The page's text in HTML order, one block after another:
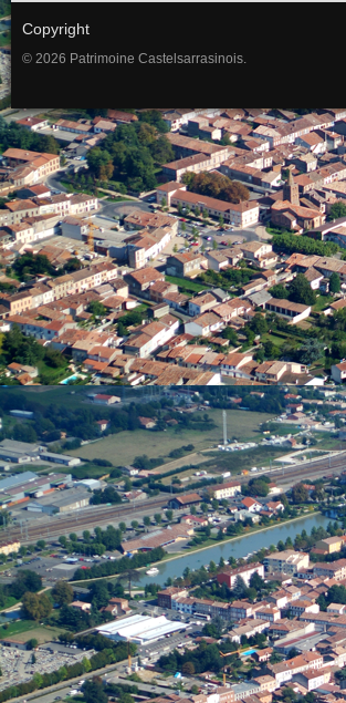
Copyright
© 2026 Patrimoine Castelsarrasinois.